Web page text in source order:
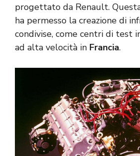
progettato da Renault.
ha permesso la creazione di
condivise, come centri di test
ad alta velocità in Francia.